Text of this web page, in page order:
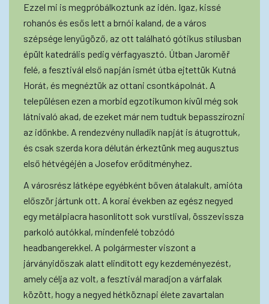
Ezzel mi is megpróbálkoztunk az idén. Igaz, kissé
rohanós és esős lett a brnói kaland, de a város
szépsége lenyűgöző, az ott található gótikus stílusban
épült katedrális pedig vérfagyasztó. Útban Jaroměř
felé, a fesztivál első napján ismét útba ejtettük Kutná
Horát, és megnéztük az ottani csontkápolnát. A
településen ezen a morbid egzotikumon kívül még sok
látnivaló akad, de ezeket már nem tudtuk bepasszírozni
az időnkbe. A rendezvény nulladik napját is átugrottuk,
és csak szerda kora délután érkeztünk meg augusztus
első hétvégéjén a Josefov erődítményhez.
A városrész látképe egyébként bőven átalakult, amióta
először jártunk ott. A korai években az egész negyed
egy metálpiacra hasonlított sok vurstlival, összevissza
parkoló autókkal, mindenfelé tobzódó
headbangerekkel. A polgármester viszont a
járványidőszak alatt elindított egy kezdeményezést,
amely célja az volt, a fesztivál maradjon a várfalak
között, hogy a negyed hétköznapi élete zavartalan